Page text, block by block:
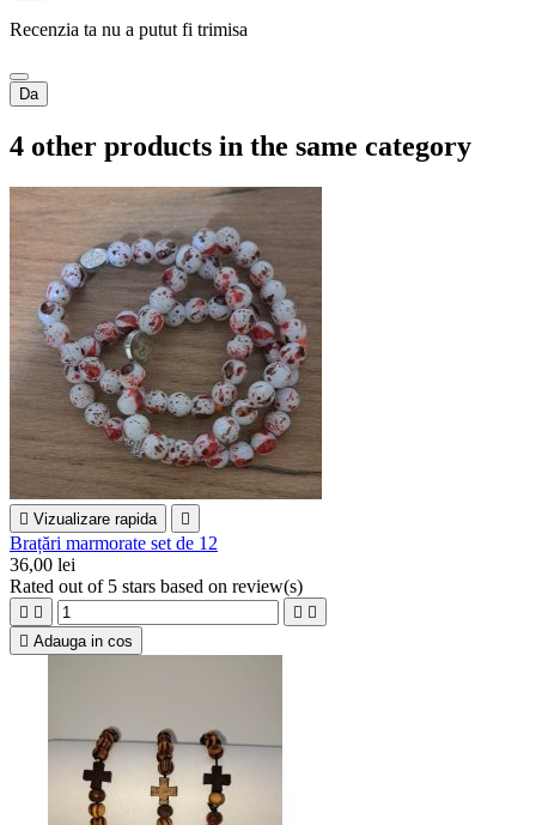
Recenzia ta nu a putut fi trimisa
Da
4 other products in the same category
 Vizualizare rapida 
Brațări marmorate set de 12
36,00 lei
Rated out of 5 stars based on review(s)
   
 Adauga in cos